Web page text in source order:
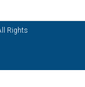
Rights